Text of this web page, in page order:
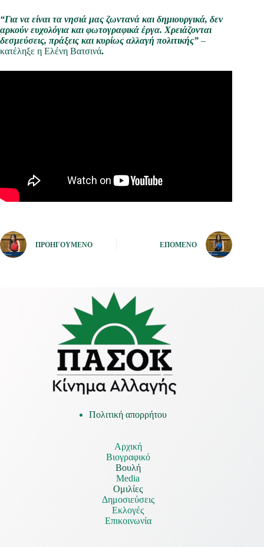
“Για να είναι τα νησιά μας ζωντανά και δημιουργικά, δεν
αρκούν ευχολόγια και φωτογραφικά έργα. Χρειάζονται
δεσμεύσεις, πράξεις και κυρίως αλλαγή πολιτικής” –
κατέληξε η Ελένη Βατσινά.
ΠΡΟΗΓΟΎΜΕΝΟ ΕΠΌΜΕΝΟ
Πολιτική απορρήτου
Αρχική
Βιογραφικό
Βουλή
Media
Ομιλίες
Δημοσιεύσεις
Εκλογές
Επικοινωνία